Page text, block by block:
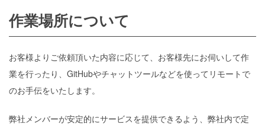
作業場所について
お客様よりご依頼頂いた内容に応じて、お客様先にお伺いして作
業を行ったり、GitHubやチャットツールなどを使ってリモートで
のお手伝をいたします。
弊社メンバーが安定的にサービスを提供できるよう、弊社内で定